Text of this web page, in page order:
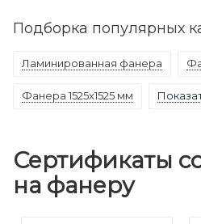
Подборка популярных
Ламинированная фанера
Фанера 1525х1525 мм
Сертификаты
на фанеру